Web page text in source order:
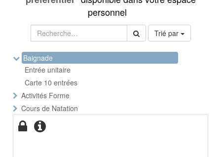
personnel
Trié par
Baignade
Entrée unitaire
Carte 10 entrées
Activités Forme
Cours de Natation